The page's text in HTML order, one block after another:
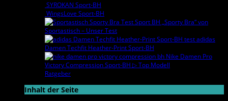
SYROKAN Sport-BH
WingsLove Sport-BH
Sport BH „Sporty Bra“ von
Sportastisch – Unser Test
adidas
Damen Techfit Heather-Print Sport-BH
Nike Damen Pro
Victory Compression Sport-BH ▷ Top Modell
Ratgeber
Inhalt der Seite